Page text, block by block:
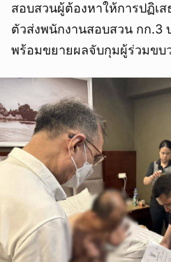
สอบสวนผู้ต้องหาให้การปฏิเ
ตัวส่งพนักงานสอบสวน กก.3
พร้อมขยายผลจับกุมผู้ร่วมขบ